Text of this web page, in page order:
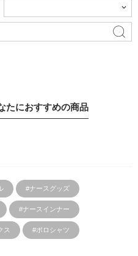
たにおすすめの商品
#ナースグッズ
#ナースインナー
ス #ポロシャツ